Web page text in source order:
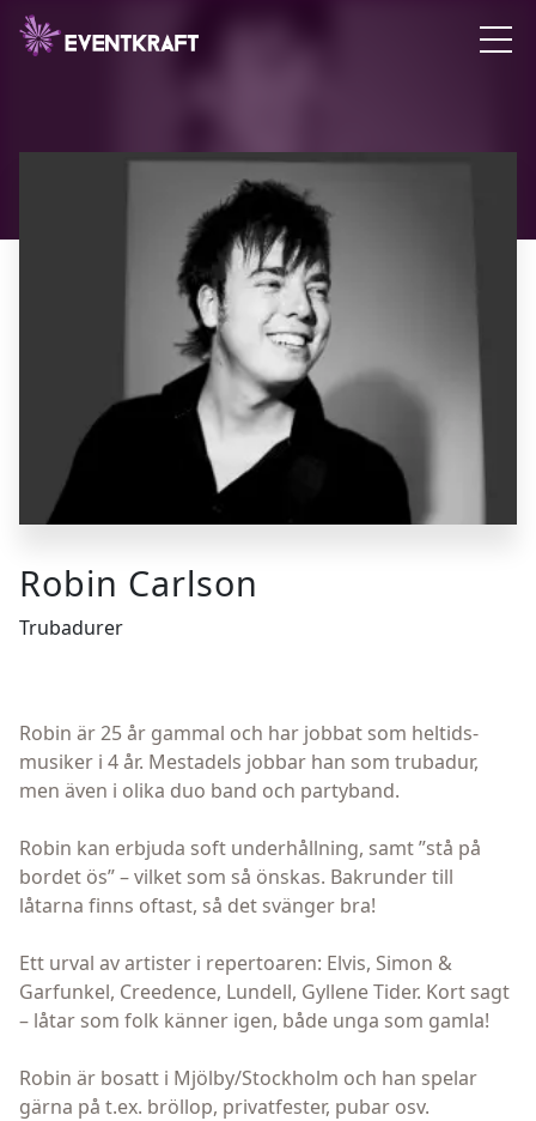
Robin Carlson
Trubadurer
Robin är 25 år gammal och har jobbat som heltids-
musiker i 4 år. Mestadels jobbar han som trubadur,
men även i olika duo band och partyband.
Robin kan erbjuda soft underhållning, samt ”stå på
bordet ös” – vilket som så önskas. Bakrunder till
låtarna finns oftast, så det svänger bra!
Ett urval av artister i repertoaren: Elvis, Simon &
Garfunkel, Creedence, Lundell, Gyllene Tider. Kort sagt
– låtar som folk känner igen, både unga som gamla!
Robin är bosatt i Mjölby/Stockholm och han spelar
gärna på t.ex. bröllop, privatfester, pubar osv.